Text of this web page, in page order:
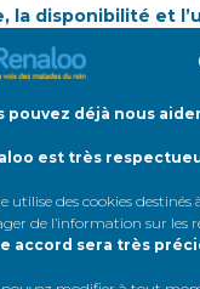
pouvez déjà nous
est très
utilise des cookies
de l’information sur les
accord sera très
la disponibilité et
outil
de santé
, pour
en incitant aux
ont été réalisées
non seulement